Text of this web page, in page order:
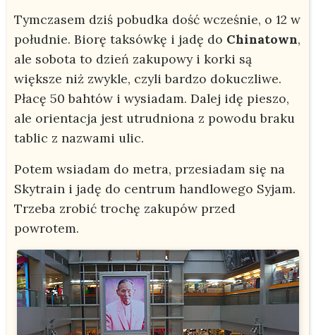
Tymczasem dziś pobudka dość wcześnie, o 12 w
południe. Biorę taksówkę i jadę do Chinatown,
ale sobota to dzień zakupowy i korki są
większe niż zwykle, czyli bardzo dokuczliwe.
Płacę 50 bahtów i wysiadam. Dalej idę pieszo,
ale orientacja jest utrudniona z powodu braku
tablic z nazwami ulic.
Potem wsiadam do metra, przesiadam się na
Skytrain i jadę do centrum handlowego Syjam.
Trzeba zrobić trochę zakupów przed
powrotem.